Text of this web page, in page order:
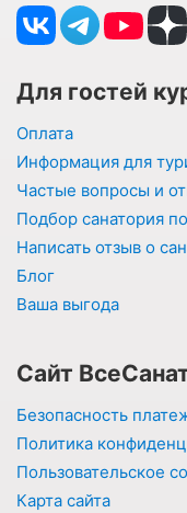
Для гостей
Оплата
Информация для
Частые вопросы и
Подбор санатория
Написать отзыв о
Блог
Ваша выгода
Сайт
Безопасность
Политика
Пользовательское
Карта сайта